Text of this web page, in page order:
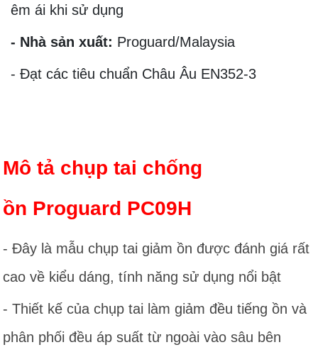
êm ái khi sử dụng
- Nhà sản xuất: Proguard/Malaysia
- Đạt các tiêu chuẩn Châu Âu EN352-3
Mô tả chụp tai chống
ồn Proguard PC09H
- Đây là mẫu chụp tai giảm ồn được đánh giá rất
cao về kiểu dáng, tính năng sử dụng nổi bật
- Thiết kế của chụp tai làm giảm đều tiếng ồn và
phân phối đều áp suất từ ngoài vào sâu bên